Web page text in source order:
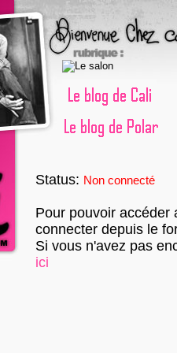
Status: Non connecté
Pour pouvoir accéder
connecter depuis le
Si vous n'avez pas
ici